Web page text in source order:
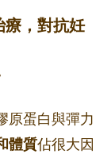
療，對抗妊
原蛋白與彈力
體質佔很大因